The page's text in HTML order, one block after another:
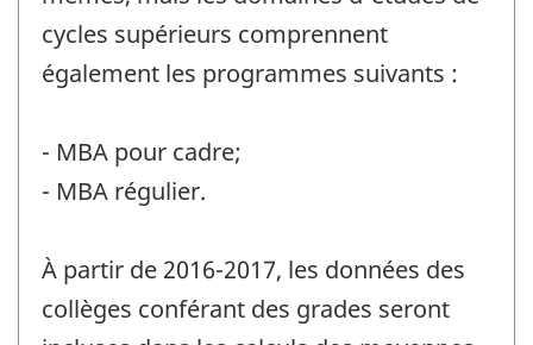
cycles supérieurs comprennent
également les programmes suivants :
- MBA pour cadre;
- MBA régulier.
À partir de 2016-2017, les données des
collèges conférant des grades seront